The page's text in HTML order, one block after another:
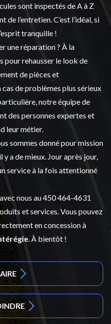
sont inspectés de A à Z
de l’entretien . C’est l’idéal, si
tranquille !
une réparation ? À la
pour rehausser le look de
depièces et
cas de problèmes plus sérieux
notre équipe de
des personnes expertes et
leur métier.
sommes donné pour mission
a de mieux. Jour après jour,
service à la fois attentionné
nous au450 464-4631
et services. Vous pouvez
en concession à
. À bientôt !